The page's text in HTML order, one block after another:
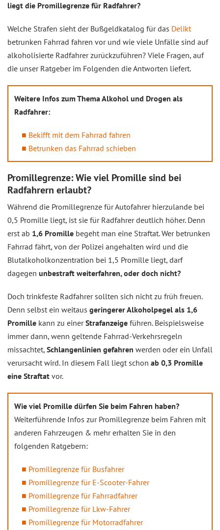
liegt die Promillegrenze für Radfahrer?
Welche Strafen sieht der Bußgeldkatalog für das Delikt
betrunken Fahrrad fahren vor und wie viele Unfälle sind auf
alkoholisierte Radfahrer zurückzuführen? Viele Fragen, auf
die unser Ratgeber im Folgenden die Antworten liefert.
Weitere Infos zum Thema Alkohol und Drogen als
Radfahrer:
Bekifft mit dem Fahrrad fahren
Betrunken das Fahrrad schieben
Promillegrenze: Wie viel Promille sind bei
Radfahrern erlaubt?
Während die Promillegrenze für Autofahrer hierzulande bei
0,5 Promille liegt, ist sie für Radfahrer deutlich höher. Denn
erst ab 1,6 Promille begeht man eine Straftat. Wer betrunken
Fahrrad fährt, von der Polizei angehalten wird und die
Blutalkoholkonzentration bei 1,5 Promille liegt, darf
dagegen unbestraft weiterfahren, oder doch nicht?
Doch trinkfeste Radfahrer sollten sich nicht zu früh freuen.
Denn selbst ein weitaus geringerer Alkoholpegel als 1,6
Promille kann zu einerStrafanzeige führen. Beispielsweise
immer dann, wenn geltende Fahrrad-Verkehrsregeln
missachtet, Schlangenlinien gefahren werden oder ein Unfall
verursacht wird. In diesem Fall liegt schon ab 0,3 Promille
eine Straftat vor.
Wie viel Promille dürfen Sie beim Fahren haben?
Weiterführende Infos zur Promillegrenze beim Fahren mit
anderen Fahrzeugen & mehr erhalten Sie in den
folgenden Ratgebern:
Promillegrenze für Busfahrer
Promillegrenze für E-Scooter-Fahrer
Promillegrenze für Fahrradfahrer
Promillegrenze für Lkw-Fahrer
Promillegrenze für Motorradfahrer